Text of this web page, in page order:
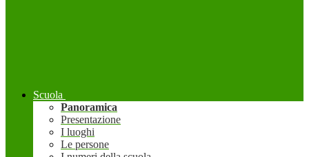
Scuola
Panoramica
Presentazione
I luoghi
Le persone